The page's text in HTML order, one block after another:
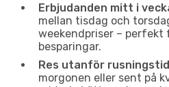
Erbjudanden mitt i
mellan tisdag och
weekendpriser –
besparingar.
Res utanför
morgonen eller sent på